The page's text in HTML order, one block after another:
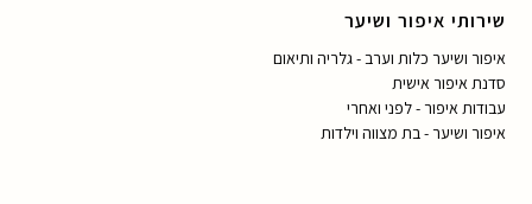
שירותי איפור ושיער
איפור ושיער כלות וערב - גלריה ותיאום
סדנת איפור אישית
עבודות איפור - לפני ואחרי
איפור ושיער - בת מצווה וילדות